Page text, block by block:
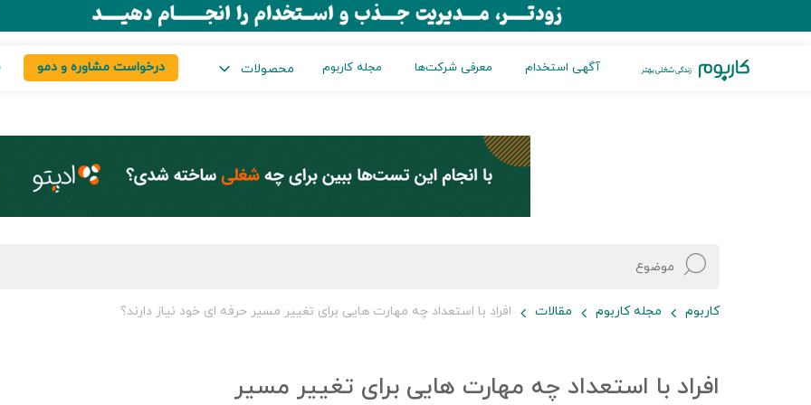
آگهی استخدام معرفی شرکت‌ها مجله کاربوم محصولات درخواست مشاوره و دمو
کاربوم مجله کاربوم مقالات افراد با استعداد چه مهارت هایی برای تغییر مسیر حرفه ای خود نیاز دارند؟
افراد با استعداد چه مهارت هایی برای تغییر مسیر